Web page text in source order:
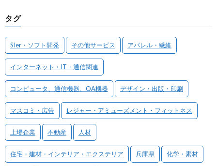
タグ
SIer・ソフト開発 その他サービス アパレル・繊維
インターネット・IT・通信関連
コンピュータ、通信機器、OA機器 デザイン・出版・印刷
マスコミ・広告 レジャー・アミューズメント・フィットネス
上場企業 不動産 人材
住宅・建材・インテリア・エクステリア 兵庫県 化学・素材